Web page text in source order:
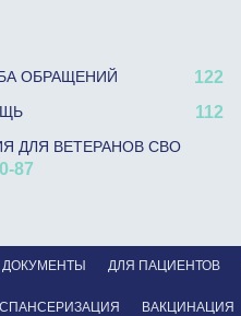
ДОКУМЕНТЫ ДЛЯ ПАЦИЕНТОВ
ВАКЦИНАЦИЯ
ОБРАЩЕНИЙ 122
112
ДЛЯ ВЕТЕРАНОВ СВО
87